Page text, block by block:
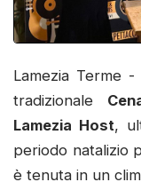
Lamezia Terme
tradizionale
Lamezia Host,
periodo natalizio
è tenuta in un